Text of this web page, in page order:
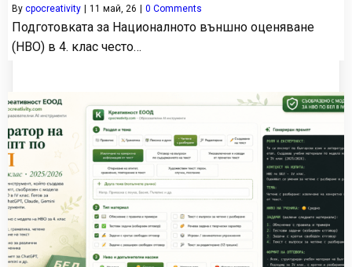
By cpocreativity 11 май, 26 0 Comments
Подготовката за Националното външно оценяване
(НВО) в 4. клас често…